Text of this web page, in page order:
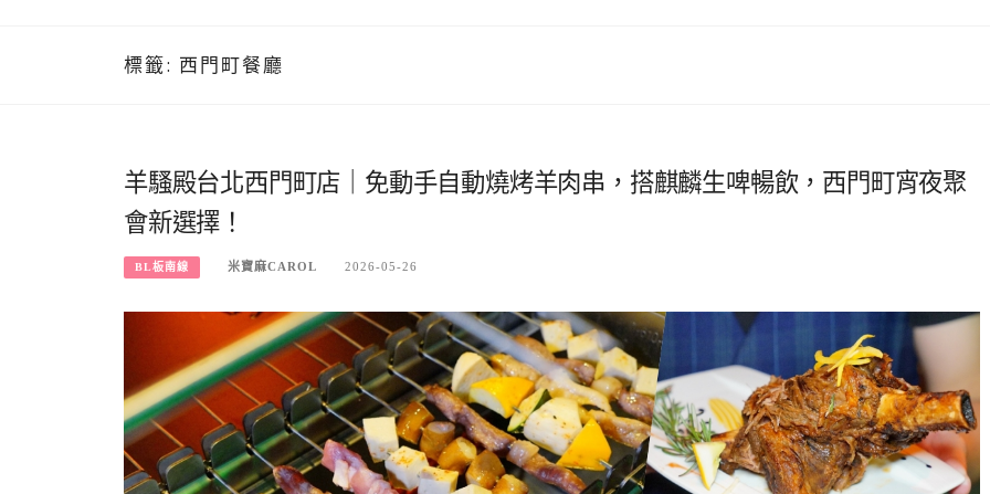
標籤: 西門町餐廳
羊騷殿台北西門町店｜免動手自動燒烤羊肉串，搭麒麟生啤暢飲，西門町宵夜聚
會新選擇！
BL板南線 米寶麻CAROL 2026-05-26